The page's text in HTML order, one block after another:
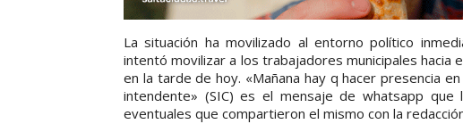
La situación ha movilizado al entorno político
intentó movilizar a los trabajadores municipales hacia
en la tarde de hoy. «Mañana hay q hacer presencia
intendente» (SIC) es el mensaje de whatsapp
eventuales que compartieron el mismo con la